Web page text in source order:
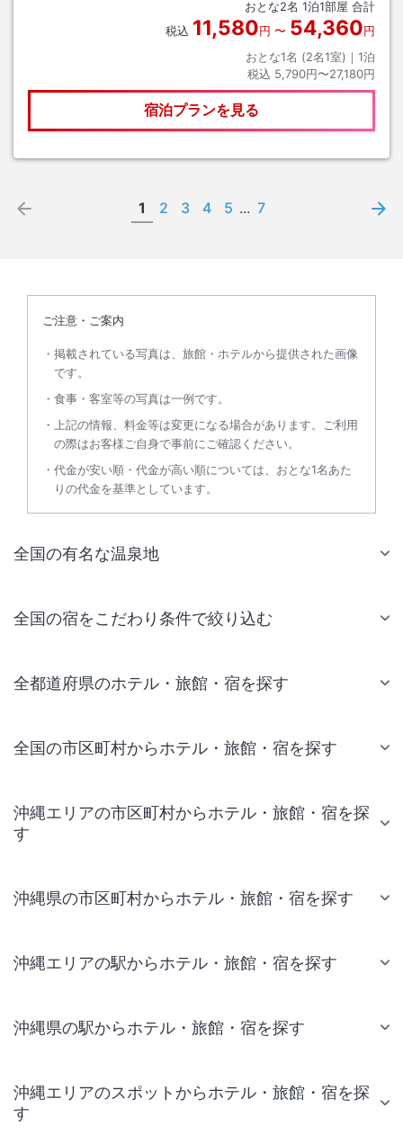
おとな2名 1泊1部屋 合計
税込 11,580円 〜 54,360円
おとな1名 (2名1室)｜ 1泊
税込 5,790円〜27,180円
宿泊プランを見る
1 2 3 4 5 ... 7
ご注意・ご案内
掲載されている写真は、旅館・ホテルから提供された画像
です。
食事・客室等の写真は一例です。
上記の情報、料金等は変更になる場合があります。ご利用
の際はお客様ご自身で事前にご確認ください。
代金が安い順・代金が高い順については、おとな1名あた
りの代金を基準としています。
全国の有名な温泉地
全国の宿をこだわり条件で絞り込む
全都道府県のホテル・旅館・宿を探す
全国の市区町村からホテル・旅館・宿を探す
沖縄エリアの市区町村からホテル・旅館・宿を探
す
沖縄県の市区町村からホテル・旅館・宿を探す
沖縄エリアの駅からホテル・旅館・宿を探す
沖縄県の駅からホテル・旅館・宿を探す
沖縄エリアのスポットからホテル・旅館・宿を探
す